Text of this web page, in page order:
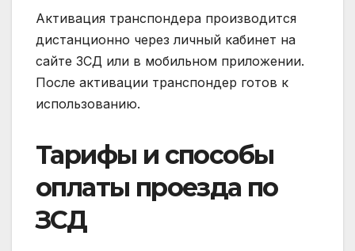
Активация транспондера производится
дистанционно через личный кабинет на
сайте ЗСД или в мобильном приложении.
После активации транспондер готов к
использованию.
Тарифы и способы
оплаты проезда по
ЗСД